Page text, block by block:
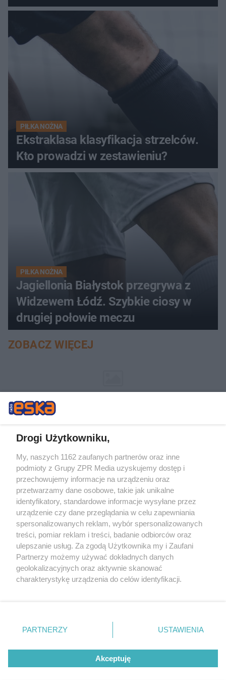
PIŁKA NOŻNA
Ekstraklasa klasyfikacja strzelców.
Kto prowadzi w zestawieniu?
PIŁKA NOŻNA
Jagiellonia Białystok przegrywa z
Widzewem Łódź. Szybkie ciosy w
drugiej połowie meczu
ZOBACZ WIĘCEJ
Żaden utwór zamieszczony w serwisie nie może być powielany i
eksploatacji w jakiejkolwiek formie, włącznie z umieszczaniem w
Drogi Użytkowniku,
My, naszych 1162 zaufanych partnerów oraz inne
podmioty z Grupy ZPR Media uzyskujemy dostęp i
przechowujemy informacje na urządzeniu oraz
przetwarzamy dane osobowe, takie jak unikalne
identyfikatory, standardowe informacje wysyłane przez
urządzenie czy dane przeglądania w celu zapewniania
spersonalizowanych reklam, wybór spersonalizowanych
treści, pomiar reklam i treści, badanie odbiorców oraz
ulepszanie usług. Za zgodą Użytkownika my i Zaufani
Partnerzy możemy używać dokładnych danych
geolokalizacyjnych oraz aktywnie skanować
charakterystykę urządzenia do celów identyfikacji.
zmienić/wycofać klikając przycisk ustawień prywatności
znajdujący się w lewym dolnym rogu strony
rodzaje przetwarzania danych nie wymagają zgody
użytkownika, ale masz prawo sprzeciwić się takiemu
przetwarzaniu. Preferencje będą miały zastosowanie tylko
PARTNERZY USTAWIENIA
Akceptuję